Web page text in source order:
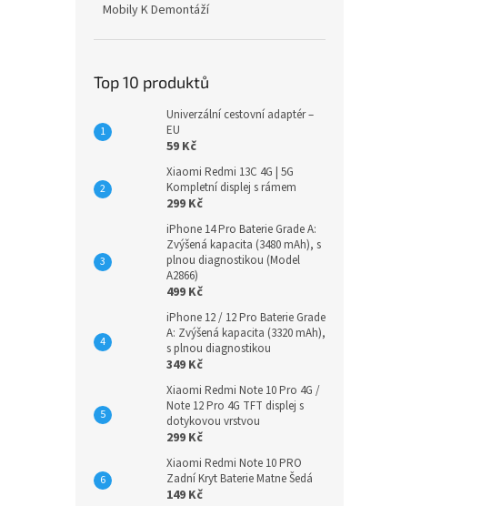
Mobily K Demontáží
Top 10 produktů
Univerzální cestovní adaptér –
EU
59 Kč
Xiaomi Redmi 13C 4G | 5G
Kompletní displej s rámem
299 Kč
iPhone 14 Pro Baterie Grade A:
Zvýšená kapacita (3480 mAh), s
plnou diagnostikou (Model
A2866)
499 Kč
iPhone 12 / 12 Pro Baterie Grade
A: Zvýšená kapacita (3320 mAh),
s plnou diagnostikou
349 Kč
Xiaomi Redmi Note 10 Pro 4G /
Note 12 Pro 4G TFT displej s
dotykovou vrstvou
299 Kč
Xiaomi Redmi Note 10 PRO
Zadní Kryt Baterie Matne Šedá
149 Kč